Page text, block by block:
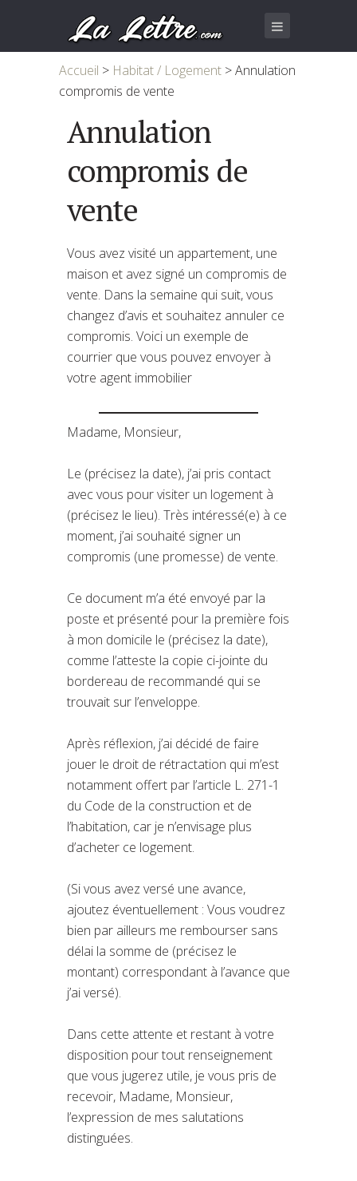
Accueil > Habitat / Logement >Annulation
compromis de vente
Annulation
compromis de
vente
Vous avez visité un appartement, une
maison et avez signé un compromis de
vente. Dans la semaine qui suit, vous
changez d’avis et souhaitez annuler ce
compromis. Voici un exemple de
courrier que vous pouvez envoyer à
votre agent immobilier
Madame, Monsieur,
Le (précisez la date), j’ai pris contact
avec vous pour visiter un logement à
(précisez le lieu). Très intéressé(e) à ce
moment, j’ai souhaité signer un
compromis (une promesse) de vente.
Ce document m’a été envoyé par la
poste et présenté pour la première fois
à mon domicile le (précisez la date),
comme l’atteste la copie ci-jointe du
bordereau de recommandé qui se
trouvait sur l’enveloppe.
Après réflexion, j’ai décidé de faire
jouer le droit de rétractation qui m’est
notamment offert par l’article L. 271-1
du Code de la construction et de
l’habitation, car je n’envisage plus
d’acheter ce logement.
(Si vous avez versé une avance,
ajoutez éventuellement : Vous voudrez
bien par ailleurs me rembourser sans
délai la somme de (précisez le
montant) correspondant à l’avance que
j’ai versé).
Dans cette attente et restant à votre
disposition pour tout renseignement
que vous jugerez utile, je vous pris de
recevoir, Madame, Monsieur,
l’expression de mes salutations
distinguées.